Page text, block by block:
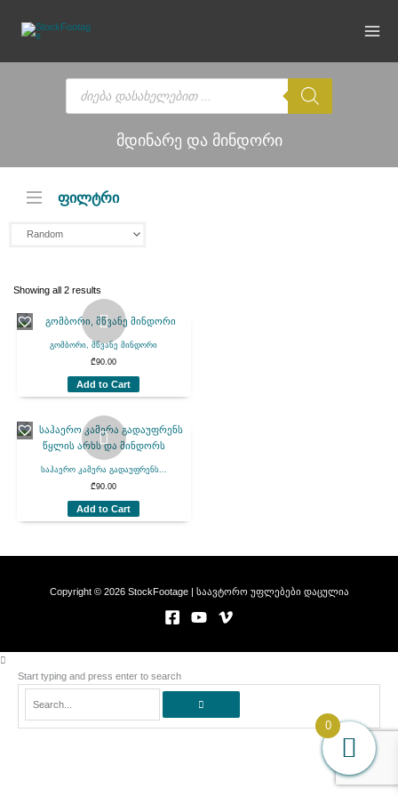
content
Products
search
მდინარე და მინდორი
ფილტრი
Showing all 2 results
გომბორი, მწვანე მინდორი
₾90.00
Add to Cart
საჰაერო კამერა გადაუფრენს...
₾90.00
Add to Cart
Copyright © 2026 StockFootage | საავტორო უფლებები დაცულია
Start typing and press enter to search
0